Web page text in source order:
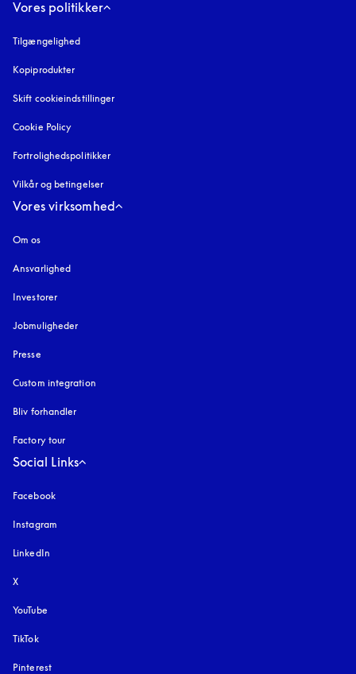
Vores politikker
Tilgængelighed
Kopiprodukter
Skift cookieindstillinger
Cookie Policy
Fortrolighedspolitikker
Vilkår og betingelser
Vores virksomhed
Om os
Ansvarlighed
Investorer
Jobmuligheder
Presse
Custom integration
Bliv forhandler
Factory tour
Social Links
Facebook
Instagram
LinkedIn
X
YouTube
TikTok
Pinterest